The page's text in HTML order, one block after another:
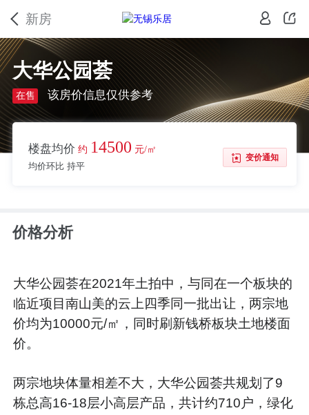
新房
大华公园荟
在售 该房价信息仅供参考
楼盘均价 约 14500 元/㎡
均价环比 持平
变价通知
价格分析
大华公园荟在2021年土拍中，与同在一个板块的
临近项目南山美的云上四季同一批出让，两宗地
价均为10000元/㎡，同时刷新钱桥板块土地楼面
价。
两宗地块体量相差不大，大华公园荟共规划了9
栋总高16-18层小高层产品，共计约710户，绿化